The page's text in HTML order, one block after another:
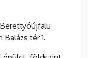
Balázs tér 1.